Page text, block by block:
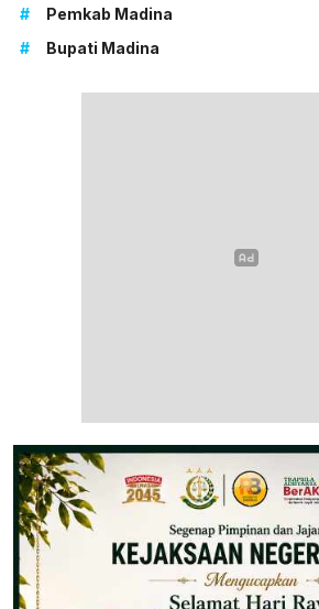
#
Pemkab Madina
#
Bupati Madina